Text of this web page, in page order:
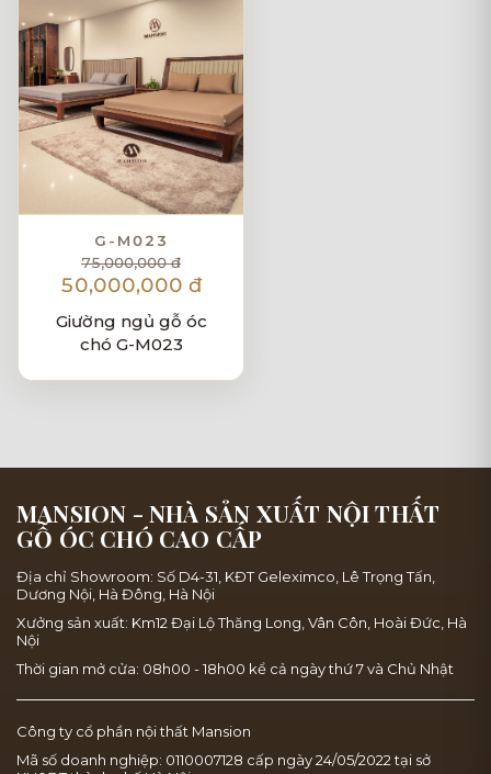
G-M023
75,000,000 đ
50,000,000 đ
Giường ngủ gỗ óc
chó G-M023
MANSION - NHÀ SẢN XUẤT NỘI THẤT
GỖ ÓC CHÓ CAO CẤP
Địa chỉ Showroom: Số D4-31, KĐT Geleximco, Lê Trọng Tấn,
Dương Nội, Hà Đông, Hà Nội
Xưởng sản xuất: Km12 Đại Lộ Thăng Long, Vân Côn, Hoài Đức, Hà
Nội
Thời gian mở cửa: 08h00 - 18h00 kể cả ngày thứ 7 và Chủ Nhật
Công ty cổ phần nội thất Mansion
Mã số doanh nghiệp: 0110007128 cấp ngày 24/05/2022 tại sở